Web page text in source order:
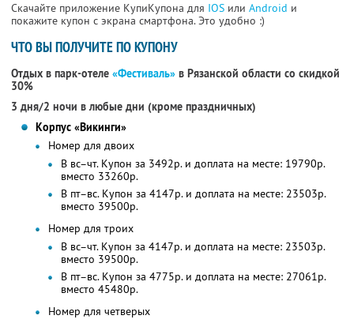
Скачайте приложение КупиКупона для IOS или Android и
покажите купон с экрана смартфона. Это удобно :)
ЧТО ВЫ ПОЛУЧИТЕ ПО КУПОНУ
Отдых в парк-отеле «Фестиваль» в Рязанской области со скидкой
30%
3 дня/2 ночи в любые дни (кроме праздничных)
Корпус «Викинги»
Номер для двоих
В вс–чт. Купон за 3492р. и доплата на месте: 19790р.
вместо 33260р.
В пт–вс. Купон за 4147р. и доплата на месте: 23503р.
вместо 39500р.
Номер для троих
В вс–чт. Купон за 4147р. и доплата на месте: 23503р.
вместо 39500р.
В пт–вс. Купон за 4775р. и доплата на месте: 27061р.
вместо 45480р.
Номер для четверых